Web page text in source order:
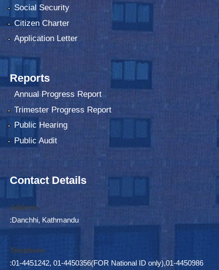
Social Security
Citizen Charter
Application Letter
Reports
Annual Progress Report
Trimester Progress Report
Public Hearing
Public Audit
Contact Details
Address
:Danchhi, Kathmandu
Telephone
:01-4451242, 01-4450356(FOR National ID only),01-4450986